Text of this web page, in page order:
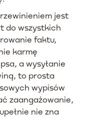
jest
do wszystkich
faktu,
karmę
a wysyłanie
to prosta
wypisów
zaangażowanie,
nie zna